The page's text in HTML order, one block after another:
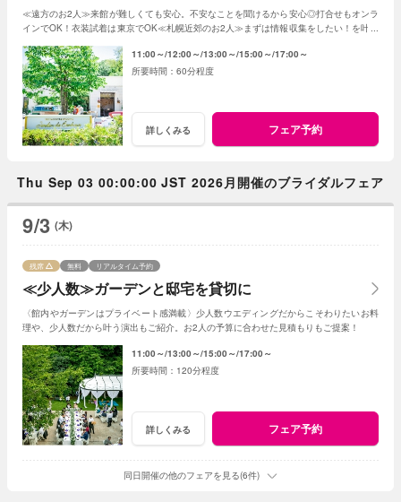
≪遠方のお2人≫来館が難しくても安心。不安なことを聞けるから安心◎打合せもオンラ
インでOK！衣装試着は東京でOK≪札幌近郊のお2人≫まずは情報収集をしたい！を叶え
11:00～ 12:00～ 13:00～ 15:00～ 17:00～
60分程度
詳しくみる フェア予約
Thu Sep 03 00:00:00 JST 2026月開催のブライダルフェア
9/3 (木)
≪少人数≫ガーデンと邸宅を貸切に
残席 無料 リアルタイム予約
〈館内やガーデンはプライベート感満載〉少人数ウエディングだからこそわりたいお料
理や、少人数だから叶う演出もご紹介。お2人の予算に合わせた見積もりもご提案！
11:00～ 13:00～ 15:00～ 17:00～
120分程度
詳しくみる フェア予約
同日開催の他のフェアを見る(6件)